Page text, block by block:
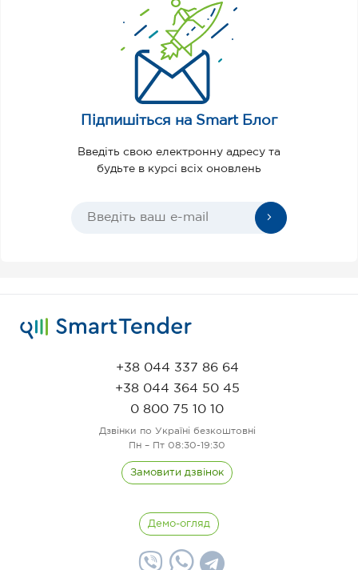
Підпишіться на Smart Блог
Введіть свою електронну адресу та
будьте в курсі всіх оновлень
+38 044 337 86 64
+38 044 364 50 45
0 800 75 10 10
Дзвінки по Україні безкоштовні
Пн – Пт 08:30-19:30
Замовити дзвінок
Демо-огляд